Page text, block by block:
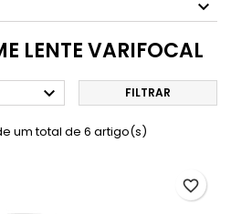
LENTE VARIFOCAL
 FILTRAR
um total de 6 artigo(s)
favorite_border